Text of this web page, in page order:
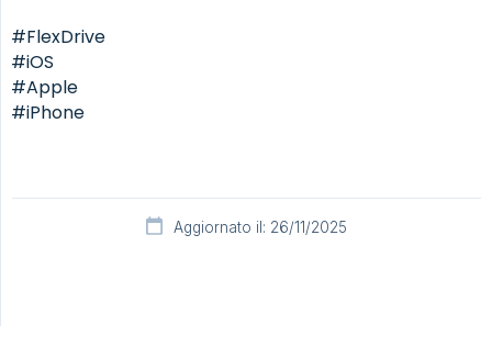
#FlexDrive
#iOS
#Apple
#iPhone
Aggiornato il: 26/11/2025